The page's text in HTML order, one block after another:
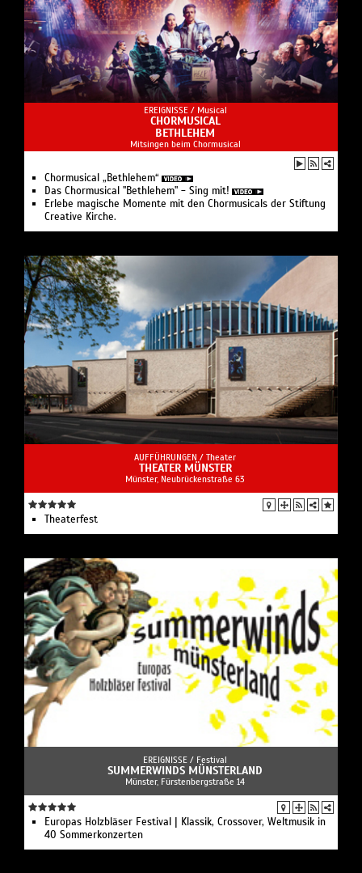
EREIGNISSE / Musical
CHORMUSICAL
BETHLEHEM
Mitsingen beim Chormusical
Chormusical „Bethlehem“
Das Chormusical "Bethlehem" - Sing mit!
Erlebe magische Momente mit den Chormusicals der Stiftung
Creative Kirche.
AUFFÜHRUNGEN / Theater
THEATER MÜNSTER
Münster, Neubrückenstraße 63
Theaterfest
EREIGNISSE / Festival
SUMMERWINDS MÜNSTERLAND
Münster, Fürstenbergstraße 14
Europas Holzbläser Festival | Klassik, Crossover, Weltmusik in
40 Sommerkonzerten